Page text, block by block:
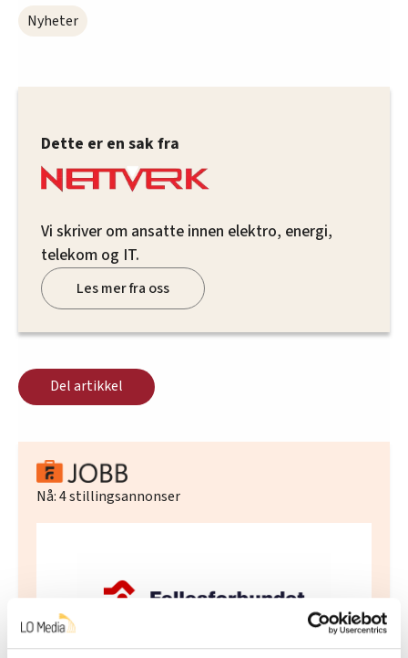
Nyheter
Dette er en sak fra
Vi skriver om ansatte innen elektro, energi,
telekom og IT.
Les mer fra oss
Del artikkel
Nå:4stillingsannonser